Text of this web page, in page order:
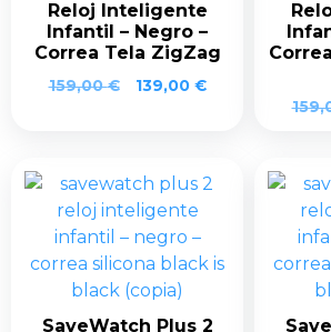
Reloj Inteligente
Infantil – Negro –
Correa Tela ZigZag
159,00€
El
159,00 €.
139,00 €El
139,00 €.
SaveWatch Plus 2